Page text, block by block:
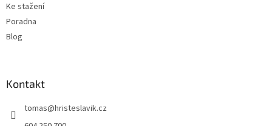
Ke stažení
Poradna
Blog
Kontakt
tomas@hristeslavik.cz